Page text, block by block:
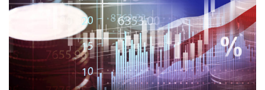
DELTA และ TRUE มีส่วนช่วยดันดัชนีในวันนี้รวมกันราว 27
ภาพ:Danawan Purbanggoro / Shutterstock
สามารถติดตาม THE STANDARD WEALTH